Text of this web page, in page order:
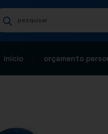
início orçamento